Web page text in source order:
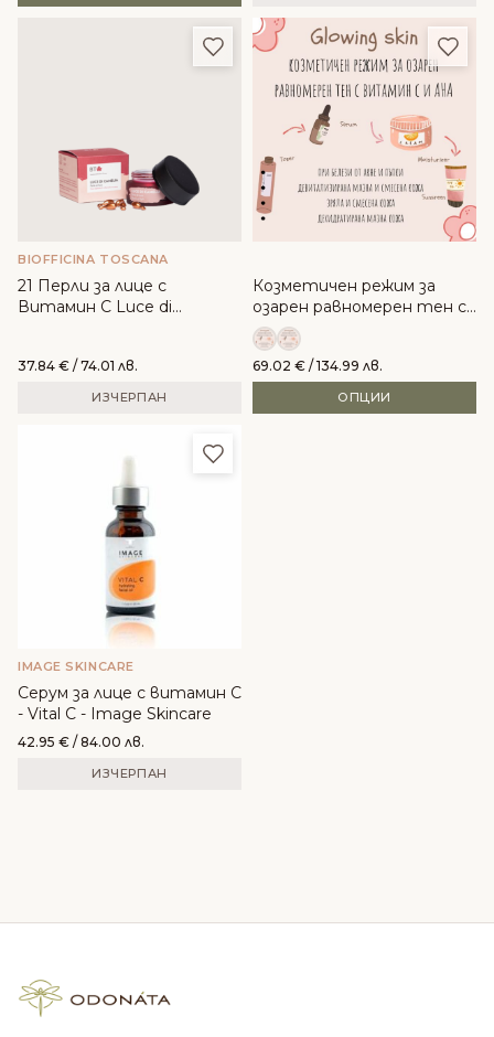
Добави в любими
BIOFFICINA TOSCANA
21 Перли за лице с
Витамин С Luce di
37.84 € / 74.01 лв.
ИЗЧЕРПАН
Козметичен режим за
озарен равномерен тен с
витамин C и AHA
69.02 € / 134.99 лв.
ОПЦИИ
Добави в любими
IMAGE SKINCARE
Серум за лице с витамин С
- Vital C - Image Skincare
42.95 € / 84.00 лв.
ИЗЧЕРПАН